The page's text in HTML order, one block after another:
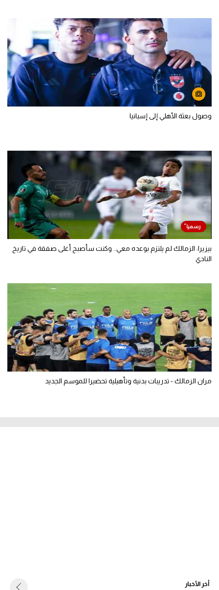
وصول بعثة الأهلي إلى إسبانيا
بيزيرا: الزمالك لم يلتزم بوعده معي.. وكنت سأصبح أغلى صفقة في تاريخ
النادي
مران الزمالك - تدريبات بدنية وتأهيلية تحضيرا للموسم الجديد
أخر الأخبار